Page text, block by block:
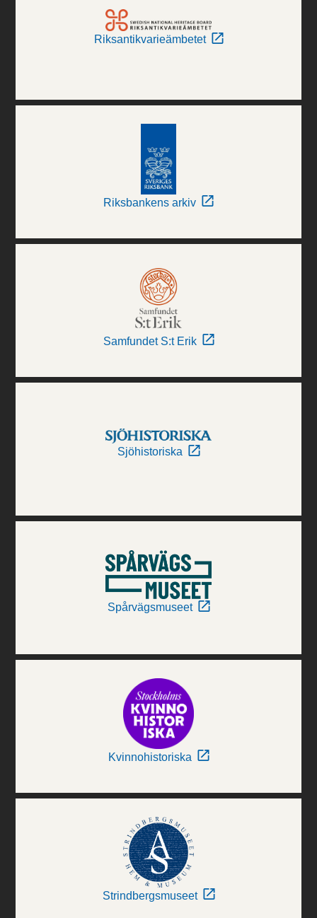
Riksantikvarieämbetet
Riksbankens arkiv
Samfundet S:t Erik
Sjöhistoriska
Spårvägsmuseet
Kvinnohistoriska
Strindbergsmuseet